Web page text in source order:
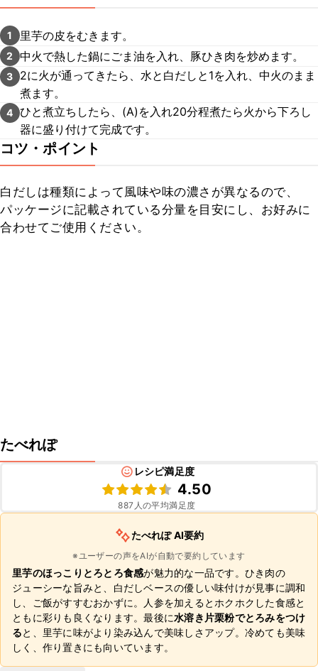
1 里芋の皮をむきます。
2 中火で熱した鍋にごま油を入れ、豚ひき肉を炒めます。
3
2に火が通ってきたら、水と白だしと1を入れ、中火のまま
煮ます。
4 ひと煮立ちしたら、(A)を入れ20分程煮たら火から下ろし
器に盛り付けて完成です。
コツ・ポイント
白だしは種類によって風味や味の濃さが異なるので、
パッケージに記載されている分量を目安にし、お好みに
合わせてご使用ください。
たべれぽ
レシピ満足度
4.50
887 人の平均満足度
たべれぽ AI要約
※ユーザーの声をAIが自動で要約しています
里芋のほっこりとろとろ食感が魅力的な一品です。ひき肉の
ジューシーな旨みと、白だしベースの優しい味付けが見事に調和
し、ご飯がすすむおかずに。人参を加えるとホクホクした食感と
ともに彩りも良くなります。最後に水溶き片栗粉でとろみをつけ
ると、里芋に味がより染み込んで美味しさアップ。冷めても美味
しく、作り置きにも向いています。